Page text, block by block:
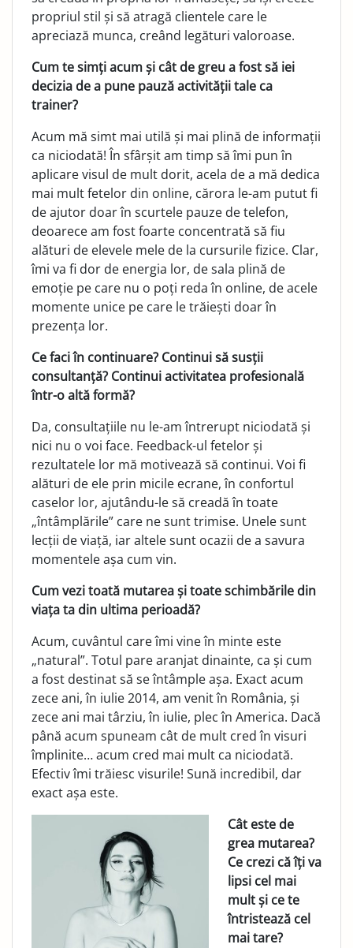
propriul stil și să atragă clientele care le
apreciază munca, creând legături valoroase.
Cum te simți acum și cât de greu a fost să iei
decizia de a pune pauză activității tale ca
trainer?
Acum mă simt mai utilă și mai plină de informații
ca nicio­dată! În sfârșit am timp să îmi pun în
aplicare visul de mult dorit, acela de a mă dedica
mai mult fetelor din online, căro­ra le-am putut fi
de ajutor doar în scurtele pauze de telefon,
deoarece am fost foarte concentrată să fiu
alături de elevele mele de la cursurile fizice. Clar,
îmi va fi dor de energia lor, de sala plină de
emoție pe care nu o poți reda în online, de acele
momente unice pe care le trăiești doar în
prezența lor.
Ce faci în continuare? Continui să susții
consultanță? Continui activitatea profesională
într-o altă formă?
Da, consultațiile nu le-am întrerupt niciodată și
nici nu o voi face. Feedback-ul fetelor și
rezultatele lor mă motivează să continui. Voi fi
alături de ele prin micile ecrane, în confor­tul
caselor lor, ajutându-le să creadă în toate
„întâmplările” care ne sunt trimise. Unele sunt
lecții de viață, iar altele sunt ocazii de a savura
momentele așa cum vin.
Cum vezi toată mutarea și toate schimbările din
viața ta din ultima perioadă?
Acum, cuvântul care îmi vine în minte este
„natural”. Totul pare aranjat dinainte, ca și cum
a fost destinat să se întâmple așa. Exact acum
zece ani, în iulie 2014, am venit în România, și
zece ani mai târziu, în iulie, plec în America. Dacă
până acum spuneam cât de mult cred în visuri
împlinite… acum cred mai mult ca niciodată.
Efectiv îmi trăiesc visurile! Sună incredibil, dar
exact așa este.
Cât este de
grea mutarea?
Ce crezi că îți va
lipsi cel mai
mult și ce te
întristează cel
mai tare?